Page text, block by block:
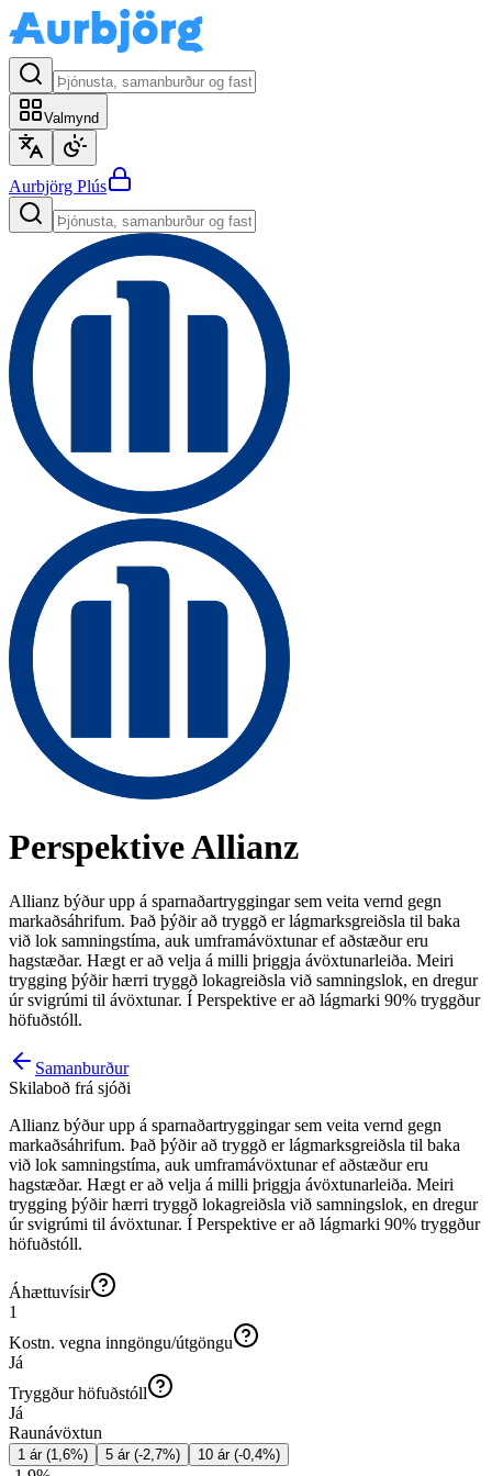
Valmynd
Aurbjörg Plús
PerspektiveAllianz
Allianz býður upp á sparnaðartryggingar sem veita vernd gegn
markaðsáhrifum. Það þýðir að tryggð er lágmarksgreiðsla til baka
við lok samningstíma, auk umframávöxtunar ef aðstæður eru
hagstæðar. Hægt er að velja á milli þriggja ávöxtunarleiða. Meiri
trygging þýðir hærri tryggð lokagreiðsla við samningslok, en dregur
úr svigrúmi til ávöxtunar. Í Perspektive er að lágmarki 90% tryggður
höfuðstóll.
Samanburður
Skilaboð frá sjóði
Allianz býður upp á sparnaðartryggingar sem veita vernd gegn
markaðsáhrifum. Það þýðir að tryggð er lágmarksgreiðsla til baka
við lok samningstíma, auk umframávöxtunar ef aðstæður eru
hagstæðar. Hægt er að velja á milli þriggja ávöxtunarleiða. Meiri
trygging þýðir hærri tryggð lokagreiðsla við samningslok, en dregur
úr svigrúmi til ávöxtunar. Í Perspektive er að lágmarki 90% tryggður
höfuðstóll.
Áhættuvísir
1
Kostn. vegna inngöngu/útgöngu
Já
Tryggður höfuðstóll
Já
Raunávöxtun
1 ár(1,6%) 5 ár(-2,7%) 10 ár(-0,4%)